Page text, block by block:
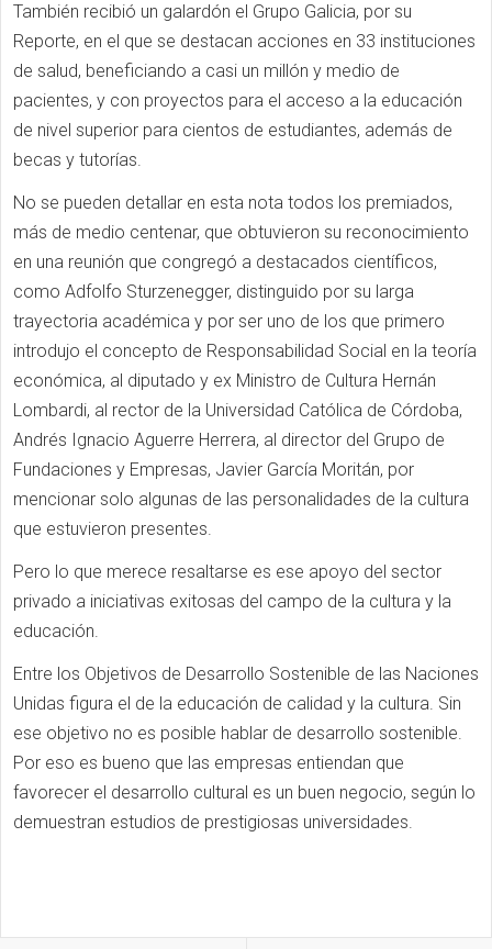
También recibió un galardón el Grupo Galicia, por su
Reporte, en el que se destacan acciones en 33 instituciones
de salud, beneficiando a casi un millón y medio de
pacientes, y con proyectos para el acceso a la educación
de nivel superior para cientos de estudiantes, además de
becas y tutorías.
No se pueden detallar en esta nota todos los premiados,
más de medio centenar, que obtuvieron su reconocimiento
en una reunión que congregó a destacados científicos,
como Adfolfo Sturzenegger, distinguido por su larga
trayectoria académica y por ser uno de los que primero
introdujo el concepto de Responsabilidad Social en la teoría
económica, al diputado y ex Ministro de Cultura Hernán
Lombardi, al rector de la Universidad Católica de Córdoba,
Andrés Ignacio Aguerre Herrera, al director del Grupo de
Fundaciones y Empresas, Javier García Moritán, por
mencionar solo algunas de las personalidades de la cultura
que estuvieron presentes.
Pero lo que merece resaltarse es ese apoyo del sector
privado a iniciativas exitosas del campo de la cultura y la
educación.
Entre los Objetivos de Desarrollo Sostenible de las Naciones
Unidas figura el de la educación de calidad y la cultura. Sin
ese objetivo no es posible hablar de desarrollo sostenible.
Por eso es bueno que las empresas entiendan que
favorecer el desarrollo cultural es un buen negocio, según lo
demuestran estudios de prestigiosas universidades.